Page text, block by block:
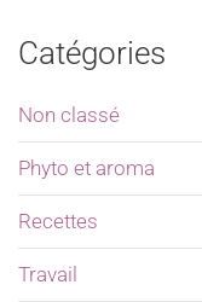
Catégories
Non classé
Phyto et aroma
Recettes
Travail